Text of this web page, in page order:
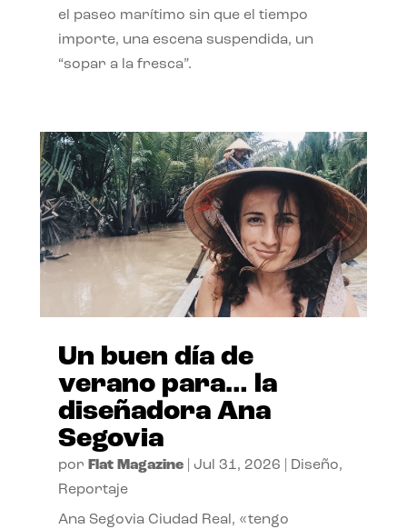
el paseo marítimo sin que el tiempo
importe, una escena suspendida, un
“sopar a la fresca”.
Un buen día de
verano para… la
diseñadora Ana
Segovia
por Flat Magazine| Jul 31, 2026 Diseño,
Reportaje
Ana Segovia Ciudad Real, «tengo